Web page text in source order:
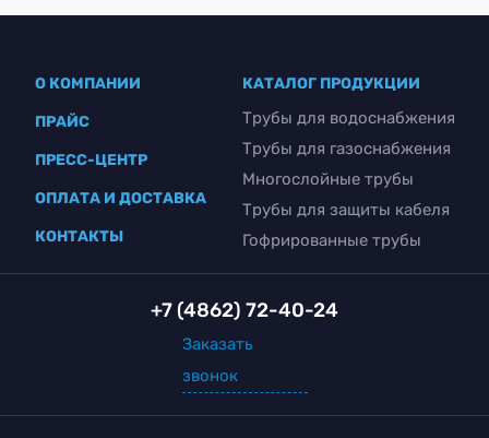
О КОМПАНИИ
ПРАЙС
ПРЕСС-ЦЕНТР
ОПЛАТА И ДОСТАВКА
КОНТАКТЫ
КАТАЛОГ ПРОДУКЦИИ
Трубы для водоснабжения
Трубы для газоснабжения
Многослойные трубы
Трубы для защиты кабеля
Гофрированные трубы
+7 (4862) 72-40-24
Заказать
звонок